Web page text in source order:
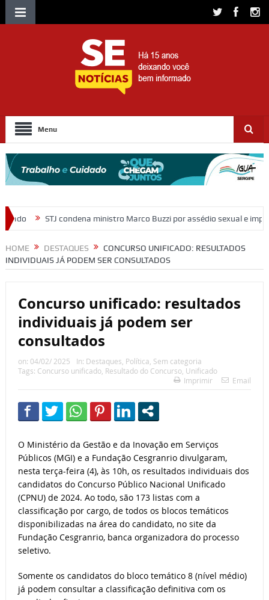
Menu
ministro Marco Buzzi por assédio sexual e importunação
HOME DESTAQUES
CONCURSO UNIFICADO: RESULTADOS
INDIVIDUAIS JÁ PODEM SER CONSULTADOS
Concurso unificado: resultados
individuais já podem ser
consultados
on: 04/02/ 2025 In: Destaques, Política, Sem categoria
Tags: Concurso unificado, Resultado do Concurso, Unificado
Imprimir
Email
O Ministério da Gestão e da Inovação em Serviços
Públicos (MGI) e a Fundação Cesgranrio divulgaram,
nesta terça-feira (4), às 10h, os resultados individuais dos
candidatos do Concurso Público Nacional Unificado
(CPNU) de 2024. Ao todo, são 173 listas com a
classificação por cargo, de todos os blocos temáticos
disponibilizadas na área do candidato, no site da
Fundação Cesgranrio, banca organizadora do processo
seletivo.
Somente os candidatos do bloco temático 8 (nível médio)
já podem consultar a classificação definitiva com os